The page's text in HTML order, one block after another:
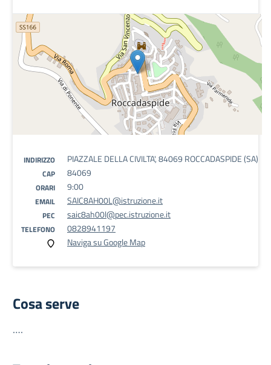
INDIRIZZO PIAZZALE DELLA CIVILTA', 84069 ROCCADASPIDE (SA)
CAP 84069
ORARI 9:00
EMAIL SAIC8AH00L@istruzione.it
PEC saic8ah00l@pec.istruzione.it
TELEFONO
0828941197
Naviga su Google Map
Cosa serve
….